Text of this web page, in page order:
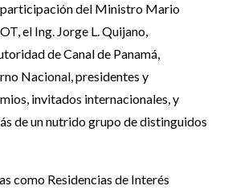
participación del Ministro Mario
el Ing. Jorge L. Quijano,
de Canal de Panamá,
Nacional, presidentes y
invitados internacionales, y
de un nutrido grupo de distinguidos
como Residencias de Interés